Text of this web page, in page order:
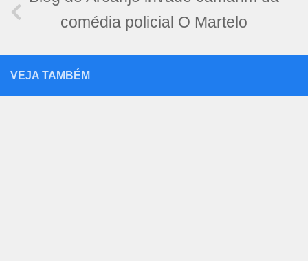
comédia policial O Martelo
VEJA TAMBÉM